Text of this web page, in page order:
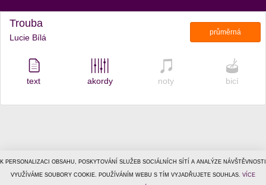
K PERSONALIZACI OBSAHU, POSKYTOVÁNÍ SLUŽEB SOCIÁLNÍCH SÍTÍ A ANALÝZE NÁVŠTĚVNOSTI
VYUŽÍVÁME SOUBORY COOKIE. POUŽÍVÁNÍM WEBU S TÍM VYJADŘUJETE SOUHLAS. VÍCE
Trouba
Lucie Bílá
průměrná
text akordy noty bicí
© 1996–2026Tiscali Media, a.s. ISSN 1801-5131